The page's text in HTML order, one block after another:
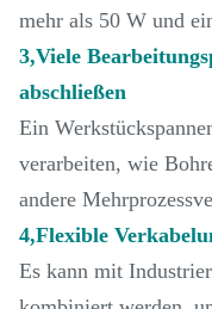
mehr als 50 W und
3,Viele
abschließen
Ein
verarbeiten, wie
andere
4,Flexible
Es kann mit